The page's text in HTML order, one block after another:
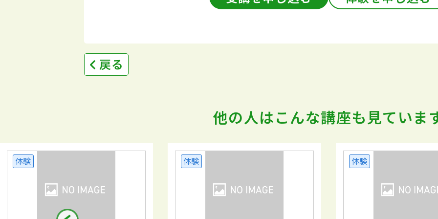
戻る
他の人はこんな講座も見ていま
体験 体験 体験